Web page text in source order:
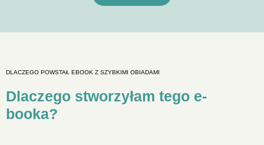
DLACZEGO POWSTAŁ EBOOK Z SZYBKIMI OBIADAMI
Dlaczego stworzyłam tego e-
booka?